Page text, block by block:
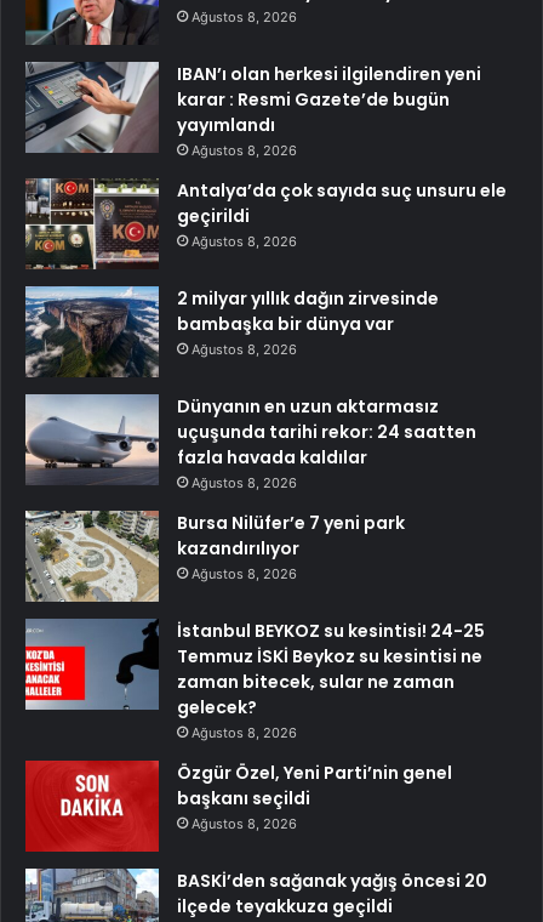
Ağustos 8, 2026
IBAN’ı olan herkesi ilgilendiren yeni
karar : Resmi Gazete’de bugün
yayımlandı
Ağustos 8, 2026
Antalya’da çok sayıda suç unsuru ele
geçirildi
Ağustos 8, 2026
2 milyar yıllık dağın zirvesinde
bambaşka bir dünya var
Ağustos 8, 2026
Dünyanın en uzun aktarmasız
uçuşunda tarihi rekor: 24 saatten
fazla havada kaldılar
Ağustos 8, 2026
Bursa Nilüfer’e 7 yeni park
kazandırılıyor
Ağustos 8, 2026
İstanbul BEYKOZ su kesintisi! 24-25
Temmuz İSKİ Beykoz su kesintisi ne
zaman bitecek, sular ne zaman
gelecek?
Ağustos 8, 2026
Özgür Özel, Yeni Parti’nin genel
başkanı seçildi
Ağustos 8, 2026
BASKİ’den sağanak yağış öncesi 20
ilçede teyakkuza geçildi